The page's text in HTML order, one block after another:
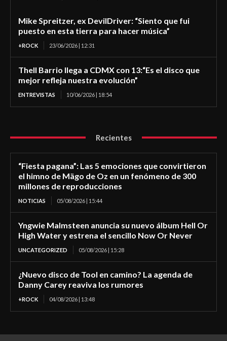
Mike Spreitzer, ex DevilDriver: “Siento que fui
puesto en esta tierra para hacer música”
+ROCK 23/06/2026 | 12:31
Thell Barrio llega a CDMX con 13:“Es el disco que
mejor refleja nuestra evolución”
ENTREVISTAS 10/06/2026 | 18:54
Recientes
“Fiesta pagana”: Las 5 emociones que convirtieron
el himno de Mägo de Oz en un fenómeno de 300
millones de reproducciones
NOTICIAS 05/08/2026 | 15:44
Yngwie Malmsteen anuncia su nuevo álbum Hell Or
High Water y estrena el sencillo Now Or Never
UNCATEGORIZED 05/08/2026 | 15:28
¿Nuevo disco de Tool en camino? La agenda de
Danny Carey reaviva los rumores
+ROCK 04/08/2026 | 13:48